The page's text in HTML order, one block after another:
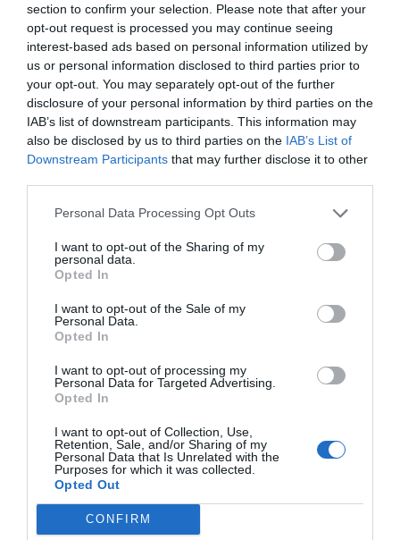
section to confirm your selection. Please note that after your
opt-out request is processed you may continue seeing
interest-based ads based on personal information utilized by
us or personal information disclosed to third parties prior to
your opt-out. You may separately opt-out of the further
disclosure of your personal information by third parties on the
IAB’s list of downstream participants. This information may
also be disclosed by us to third parties on the IAB’s List of
Downstream Participants that may further disclose it to other
Personal Data Processing Opt Outs
I want to opt-out of the Sharing of my
personal data.
Opted In
I want to opt-out of the Sale of my
Personal Data.
Opted In
I want to opt-out of processing my
Personal Data for Targeted Advertising.
Opted In
I want to opt-out of Collection, Use,
Retention, Sale, and/or Sharing of my
Personal Data that Is Unrelated with the
Purposes for which it was collected.
Opted Out
CONFIRM
Una técnico en cuidados auxiliares de enfermería falleció el
sábado en el Hospital Doctor Peset de València por
coronavirus. Esta auxiliar de enfermería estaba en
reanimación desde el pasado 18 de marzo, según ha
podido saber El Periódico de Aquí. Policías, bomberos y
compañeros del Hospital le han realizado en la entrada del
centro hospitalario un sentido homenaje este domingo con
aplausos y sirenas de coches de policías y bomberos.
Descanse En Paz (DEP).
TODA LA INFORMACIÓN SOBRE EL
CORONAVIRUS CLICA AQUÍ